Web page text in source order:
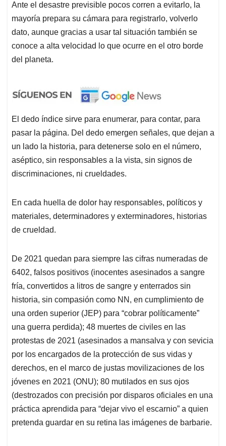
Ante el desastre previsible pocos corren a evitarlo, la
mayoría prepara su cámara para registrarlo, volverlo
dato, aunque gracias a usar tal situación también se
conoce a alta velocidad lo que ocurre en el otro borde
del planeta.
El dedo índice sirve para enumerar, para contar, para
pasar la página. Del dedo emergen señales, que dejan a
un lado la historia, para detenerse solo en el número,
aséptico, sin responsables a la vista, sin signos de
discriminaciones, ni crueldades.
En cada huella de dolor hay responsables, políticos y
materiales, determinadores y exterminadores, historias
de crueldad.
De 2021 quedan para siempre las cifras numeradas de
6402, falsos positivos (inocentes asesinados a sangre
fría, convertidos a litros de sangre y enterrados sin
historia, sin compasión como NN, en cumplimiento de
una orden superior (JEP) para “cobrar políticamente”
una guerra perdida); 48 muertes de civiles en las
protestas de 2021 (asesinados a mansalva y con sevicia
por los encargados de la protección de sus vidas y
derechos, en el marco de justas movilizaciones de los
jóvenes en 2021 (ONU); 80 mutilados en sus ojos
(destrozados con precisión por disparos oficiales en una
práctica aprendida para “dejar vivo el escarnio” a quien
pretenda guardar en su retina las imágenes de barbarie.